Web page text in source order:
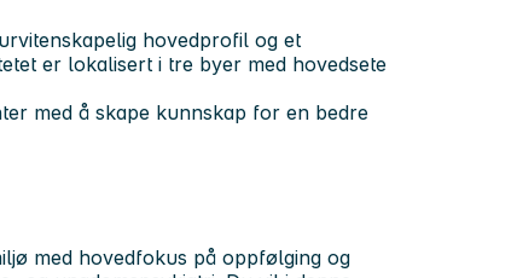
hovedprofil og et
er lokalisert i tre byer med hovedsete
med å skape kunnskap for en bedre
med hovedfokus på oppfølging og